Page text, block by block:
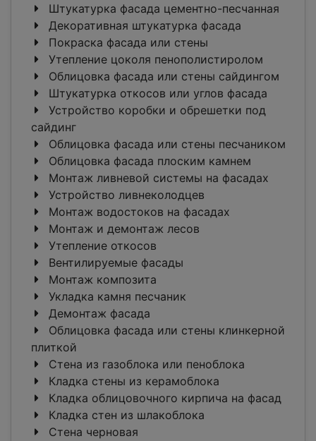
Штукатурка фасада цементно-песчанная
Декоративная штукатурка фасада
Покраска фасада или стены
Утепление цоколя пенополистиролом
Облицовка фасада или стены сайдингом
Штукатурка откосов или углов фасада
Устройство коробки и обрешетки под
сайдинг
Облицовка фасада или стены песчаником
Облицовка фасада плоским камнем
Монтаж ливневой системы на фасадах
Устройство ливнеколодцев
Монтаж водостоков на фасадах
Монтаж и демонтаж лесов
Утепление откосов
Вентилируемые фасады
Монтаж композита
Укладка камня песчаник
Демонтаж фасада
Облицовка фасада или стены клинкерной
плиткой
Стена из газоблока или пеноблока
Кладка стены из керамоблока
Кладка облицовочного кирпича на фасад
Кладка стен из шлакоблока
Стена черновая